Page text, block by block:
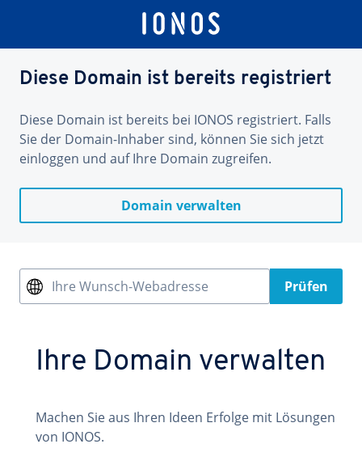
Diese Domain ist bereits registriert
Diese Domain ist bereits bei IONOS registriert. Falls
Sie der Domain-Inhaber sind, können Sie sich jetzt
einloggen und auf Ihre Domain zugreifen.
Domain verwalten
Ihre Wunsch-Webadresse Prüfen
Ihre Domain verwalten
Machen Sie aus Ihren Ideen Erfolge mit Lösungen
von IONOS.